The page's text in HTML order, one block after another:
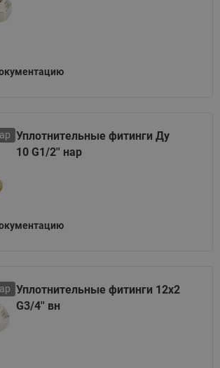
Уплотнительные фитинги Ду
10 G1/2'' нар
Уплотнительные фитинги 12x2
G3/4'' вн